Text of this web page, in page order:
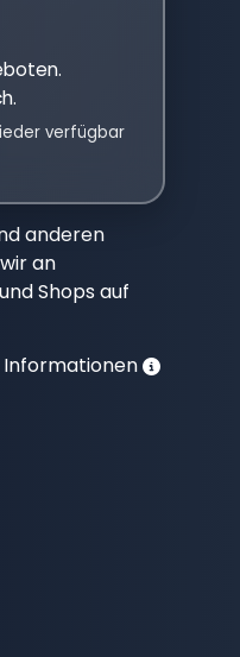
verfügbar
anderen
an
Shops auf